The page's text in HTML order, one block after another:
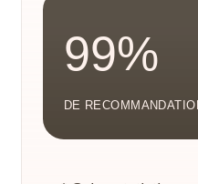
99%
DE